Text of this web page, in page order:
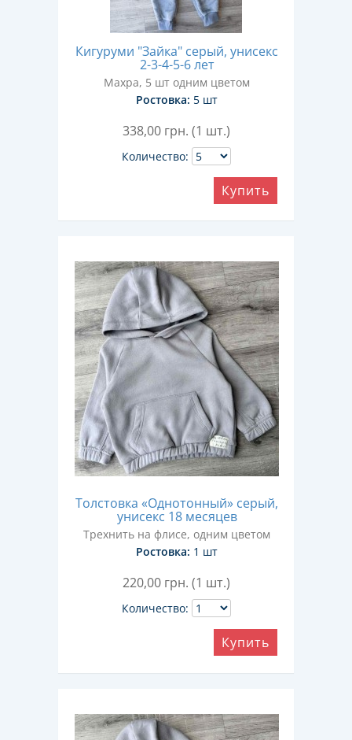
Кигуруми "Зайка" серый, унисекс
2-3-4-5-6 лет
Махра, 5 шт одним цветом
Ростовка: 5 шт
338,00 грн. (1 шт.)
Количество:
Купить
Толстовка «Однотонный» серый,
унисекс 18 месяцев
Трехнить на флисе, одним цветом
Ростовка: 1 шт
220,00 грн. (1 шт.)
Количество:
Купить